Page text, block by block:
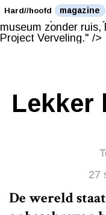
Deze week: een
vrouwen op tv en
museum zonder ruis,
Project Verveling." />
Hard//hoofd magazine
Lekker
27
De wereld